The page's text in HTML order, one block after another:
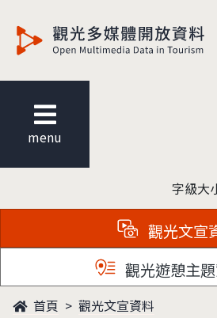
menu
字級大
觀光文宣
觀光遊憩主
首頁 觀光文宣資料